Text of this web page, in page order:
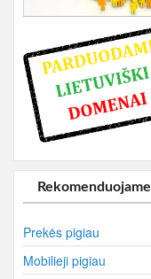
Rekomenduojame
Prekės pigiau
Mobilieji pigiau